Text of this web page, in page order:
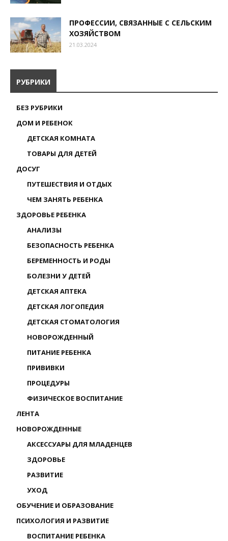
ПРОФЕССИИ, СВЯЗАННЫЕ С СЕЛЬСКИМ
ХОЗЯЙСТВОМ
21.03.2024
РУБРИКИ
БЕЗ РУБРИКИ
ДОМ И РЕБЕНОК
ДЕТСКАЯ КОМНАТА
ТОВАРЫ ДЛЯ ДЕТЕЙ
ДОСУГ
ПУТЕШЕСТВИЯ И ОТДЫХ
ЧЕМ ЗАНЯТЬ РЕБЕНКА
ЗДОРОВЬЕ РЕБЕНКА
АНАЛИЗЫ
БЕЗОПАСНОСТЬ РЕБЕНКА
БЕРЕМЕННОСТЬ И РОДЫ
БОЛЕЗНИ У ДЕТЕЙ
ДЕТСКАЯ АПТЕКА
ДЕТСКАЯ ЛОГОПЕДИЯ
ДЕТСКАЯ СТОМАТОЛОГИЯ
НОВОРОЖДЕННЫЙ
ПИТАНИЕ РЕБЕНКА
ПРИВИВКИ
ПРОЦЕДУРЫ
ФИЗИЧЕСКОЕ ВОСПИТАНИЕ
ЛЕНТА
НОВОРОЖДЕННЫЕ
АКСЕССУАРЫ ДЛЯ МЛАДЕНЦЕВ
ЗДОРОВЬЕ
РАЗВИТИЕ
УХОД
ОБУЧЕНИЕ И ОБРАЗОВАНИЕ
ПСИХОЛОГИЯ И РАЗВИТИЕ
ВОСПИТАНИЕ РЕБЕНКА